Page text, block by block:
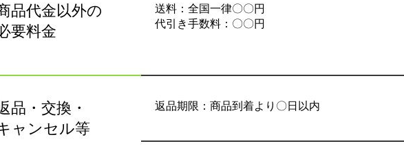
品代金以外の
要料金
品・交換・
ャンセル等
送料：全国一律〇〇円
代引き手数料：〇〇円
返品期限：商品到着より〇日以内